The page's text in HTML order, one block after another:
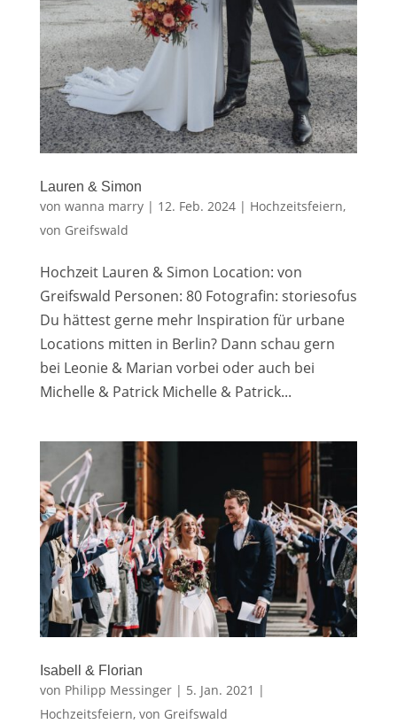
Lauren & Simon
von wanna marry| 12. Feb. 2024| Hochzeitsfeiern,
von Greifswald
Hochzeit Lauren & Simon Location: von
Greifswald Personen: 80 Fotografin: storiesofus
Du hättest gerne mehr Inspiration für urbane
Locations mitten in Berlin? Dann schau gern
bei Leonie & Marian vorbei oder auch bei
Michelle & Patrick Michelle & Patrick...
Isabell & Florian
von Philipp Messinger| 5. Jan. 2021 |
Hochzeitsfeiern, von Greifswald